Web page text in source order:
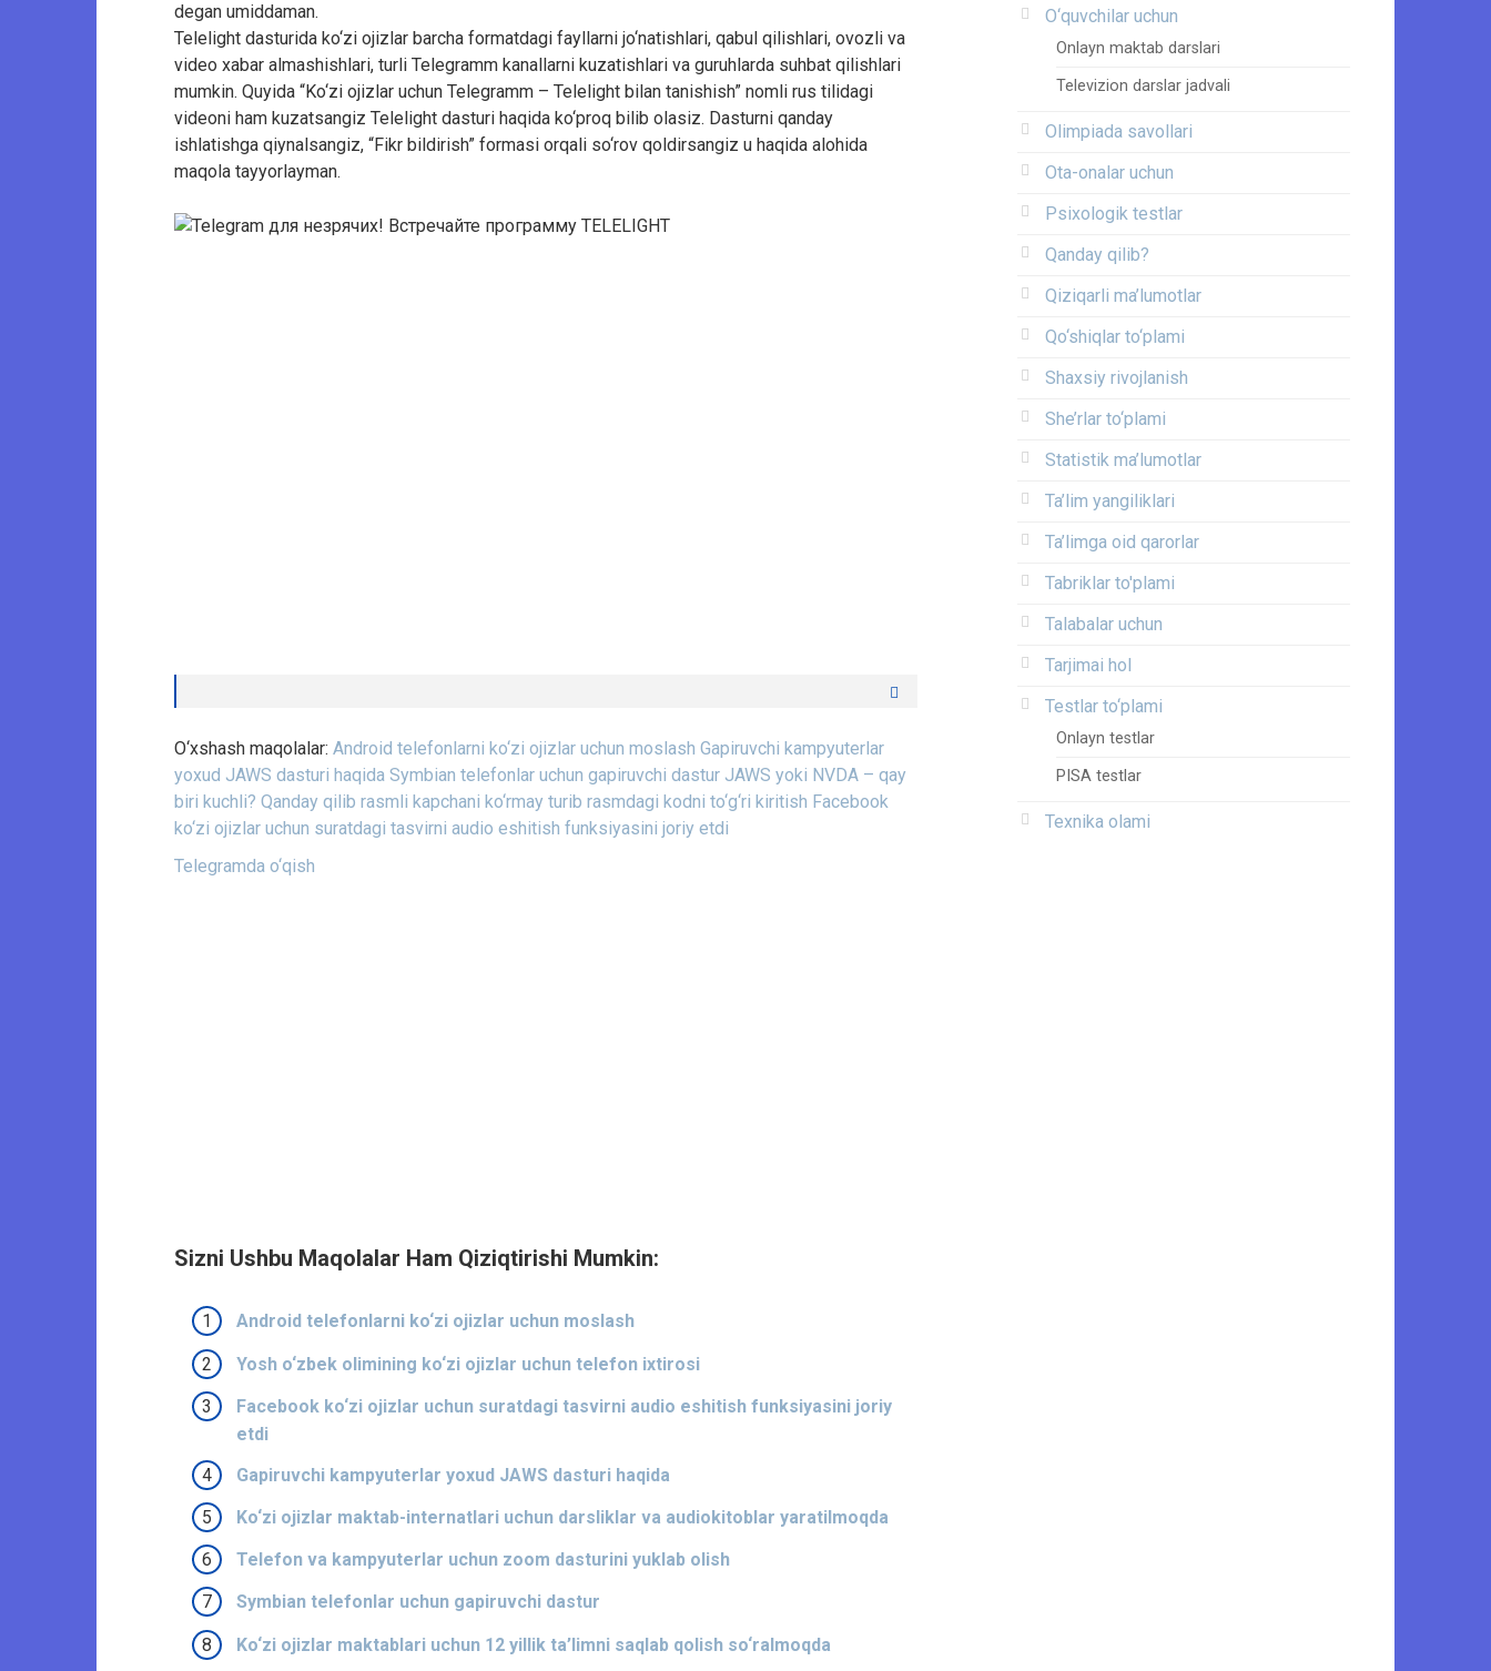
degan umiddaman.
Telelight dasturida ko‘zi ojizlar barcha formatdagi fayllarni jo‘natishlari, qabul qilishlari, ovozli va
video xabar almashishlari, turli Telegramm kanallarni kuzatishlari va guruhlarda suhbat qilishlari
mumkin. Quyida “Ko‘zi ojizlar uchun Telegramm – Telelight bilan tanishish” nomli rus tilidagi
videoni ham kuzatsangiz Telelight dasturi haqida ko‘proq bilib olasiz. Dasturni qanday
ishlatishga qiynalsangiz, “Fikr bildirish” formasi orqali so‘rov qoldirsangiz u haqida alohida
maqola tayyorlayman.
O‘xshash maqolalar: Android telefonlarni ko‘zi ojizlar uchun moslash Gapiruvchi kampyuterlar
yoxud JAWS dasturi haqida Symbian telefonlar uchun gapiruvchi dastur JAWS yoki NVDA – qay
biri kuchli? Qanday qilib rasmli kapchani ko‘rmay turib rasmdagi kodni to‘g‘ri kiritish Facebook
ko‘zi ojizlar uchun suratdagi tasvirni audio eshitish funksiyasini joriy etdi
Telegramda o‘qish
Sizni Ushbu Maqolalar Ham Qiziqtirishi Mumkin:
Android telefonlarni ko‘zi ojizlar uchun moslash
Yosh o‘zbek olimining ko‘zi ojizlar uchun telefon ixtirosi
Facebook ko‘zi ojizlar uchun suratdagi tasvirni audio eshitish funksiyasini joriy
etdi
Gapiruvchi kampyuterlar yoxud JAWS dasturi haqida
Ko‘zi ojizlar maktab-internatlari uchun darsliklar va audiokitoblar yaratilmoqda
Telefon va kampyuterlar uchun zoom dasturini yuklab olish
Symbian telefonlar uchun gapiruvchi dastur
Ko‘zi ojizlar maktablari uchun 12 yillik ta’limni saqlab qolish so‘ralmoqda
O‘quvchilar uchun
Onlayn maktab darslari
Televizion darslar jadvali
Olimpiada savollari
Ota-onalar uchun
Psixologik testlar
Qanday qilib?
Qiziqarli ma’lumotlar
Qo‘shiqlar to‘plami
Shaxsiy rivojlanish
She’rlar to‘plami
Statistik ma’lumotlar
Ta’lim yangiliklari
Ta’limga oid qarorlar
Tabriklar to'plami
Talabalar uchun
Tarjimai hol
Testlar to‘plami
Onlayn testlar
PISA testlar
Texnika olami